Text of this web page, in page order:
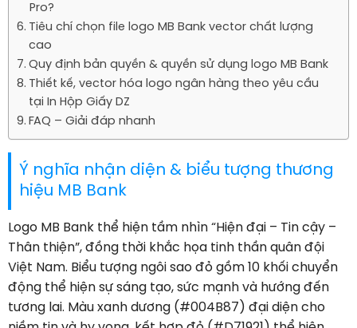
Pro?
Tiêu chí chọn file logo MB Bank vector chất lượng
cao
Quy định bản quyền & quyền sử dụng logo MB Bank
Thiết kế, vector hóa logo ngân hàng theo yêu cầu
tại In Hộp Giấy DZ
FAQ – Giải đáp nhanh
Ý nghĩa nhận diện & biểu tượng thương
hiệu MB Bank
Logo MB Bank thể hiện tầm nhìn “Hiện đại – Tin cậy –
Thân thiện”, đồng thời khắc họa tinh thần quân đội
Việt Nam. Biểu tượng ngôi sao đỏ gồm 10 khối chuyển
động thể hiện sự sáng tạo, sức mạnh và hướng đến
tương lai. Màu xanh dương (#004B87) đại diện cho